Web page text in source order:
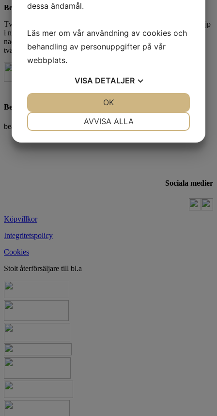
Beskrivning
Tvåfärgad tröja med knappar. Krage med kontrastrand. Kontrasttejp
i nacken. 2x2 ribbslut vid ärmarna och nederkanten. Avrivbar
nacketikett och separat storleksetikett. I vänster sidosöm finns
tvättchipficka. Oeko-Tex 100-certifierad. r
Beatrice Bornius
bea@beprofil.se
Sociala medier
Köpvillkor
Integritetspolicy
Cookies
Stolt återförsäljare till bl.a
dessa ändamål.
Läs mer om vår användning av cookies och
behandling av personuppgifter på vår
webbplats.
VISA DETALJER
AVVISA ALLA
OK